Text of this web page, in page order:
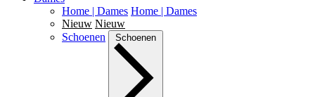
Home | Dames Home | Dames
Nieuw Nieuw
Schoenen
Schoenen